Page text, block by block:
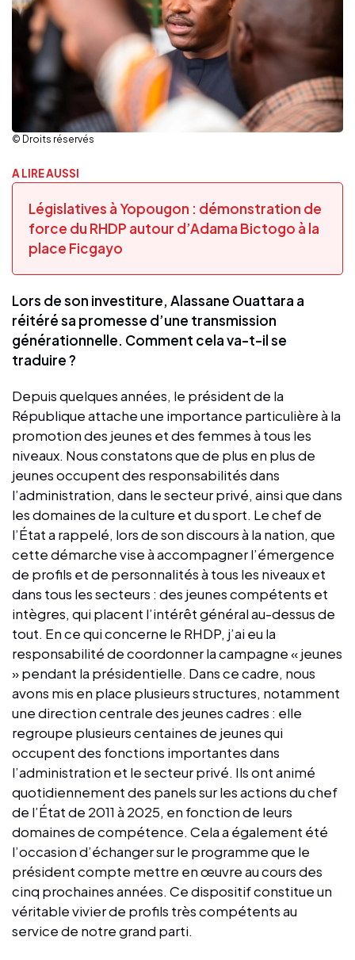
© Droits réservés
A LIRE AUSSI
Législatives à Yopougon : démonstration de
force du RHDP autour d’Adama Bictogo à la
place Ficgayo
Lors de son investiture, Alassane Ouattara a
réitéré sa promesse d’une transmission
générationnelle. Comment cela va-t-il se
traduire ?
Depuis quelques années, le président de la
République attache une importance particulière à la
promotion des jeunes et des femmes à tous les
niveaux. Nous constatons que de plus en plus de
jeunes occupent des responsabilités dans
l’administration, dans le secteur privé, ainsi que dans
les domaines de la culture et du sport. Le chef de
l’État a rappelé, lors de son discours à la nation, que
cette démarche vise à accompagner l’émergence
de profils et de personnalités à tous les niveaux et
dans tous les secteurs : des jeunes compétents et
intègres, qui placent l’intérêt général au-dessus de
tout. En ce qui concerne le RHDP, j’ai eu la
responsabilité de coordonner la campagne « jeunes
» pendant la présidentielle. Dans ce cadre, nous
avons mis en place plusieurs structures, notamment
une direction centrale des jeunes cadres : elle
regroupe plusieurs centaines de jeunes qui
occupent des fonctions importantes dans
l’administration et le secteur privé. Ils ont animé
quotidiennement des panels sur les actions du chef
de l’État de 2011 à 2025, en fonction de leurs
domaines de compétence. Cela a également été
l’occasion d’échanger sur le programme que le
président compte mettre en œuvre au cours des
cinq prochaines années. Ce dispositif constitue un
véritable vivier de profils très compétents au
service de notre grand parti.